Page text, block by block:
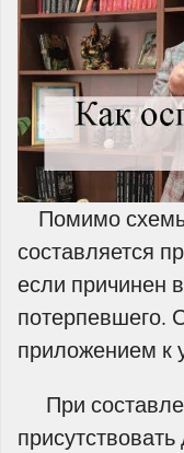
Помимо
составляется
если причинен
потерпевшего.
приложением к
При